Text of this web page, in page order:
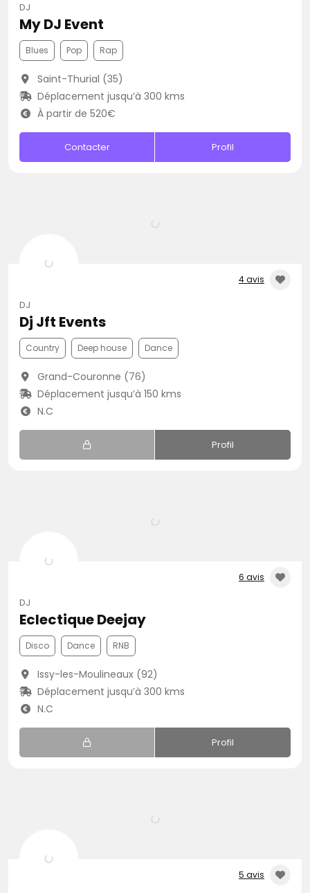
DJ
My DJ Event
Blues Pop Rap
Saint-Thurial (35)
Déplacement jusqu’à 300 kms
À partir de 520€
Contacter Profil
4 avis
DJ
Dj Jft Events
Country Deep house Dance
Grand-Couronne (76)
Déplacement jusqu’à 150 kms
N.C
Profil
6 avis
DJ
Eclectique Deejay
Disco Dance RNB
Issy-les-Moulineaux (92)
Déplacement jusqu’à 300 kms
N.C
Profil
5 avis